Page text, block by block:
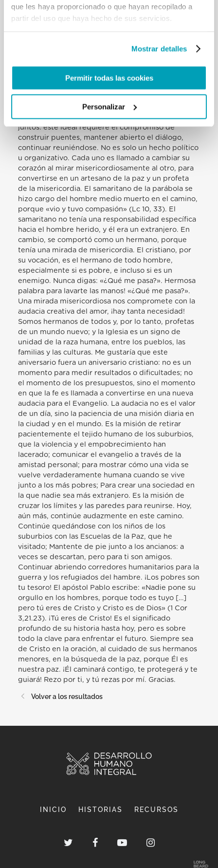
que les haya proporcionado o que hayan recopilado a
partir del uso que haya hecho de sus servicios.
Mostrar detalles
Permitir todas las cookies
Personalizar
de 1969: Insegnamenti VII , 1969, 919). Un libro para
leer con la mirada y el corazón de Dios. Esta es la
Desde que nació su comunidad, el mundo se ha
tienen, por así decirlo, «unificadas». Pero para
muchas personas, especialmente los pobres, se han
ocasión para la hostilidad y el conflicto; Una
globalización de solidaridad y espíritu aún está por
construirse. El futuro del mundo global es vivir
juntos: este ideal requiere el compromiso de
construir puentes, mantener abierto el diálogo,
continuar reuniéndose. No es solo un hecho político
u organizativo. Cada uno es llamado a cambiar su
corazón al mirar misericordiosamente al otro, para
convertirse en un artesano de la paz y un profeta
de la misericordia. El samaritano de la parábola se
hizo cargo del hombre medio muerto en el camino,
porque «vio y tuvo compasión» (Lc 10, 33). El
samaritano no tenía una responsabilidad específica
hacia el hombre herido, y él era un extranjero. En
cambio, se comportó como un hermano, porque
tenía una mirada de misericordia. El cristiano, por
su vocación, es el hermano de todo hombre,
especialmente si es pobre, e incluso si es un
enemigo. Nunca digas: «¿Qué me pasa?». Hermosa
palabra para lavarte las manos! «¿Qué me pasa?».
Una mirada misericordiosa nos compromete con la
audacia creativa del amor, ¡hay tanta necesidad!
Somos hermanos de todos y, por lo tanto, profetas
de un mundo nuevo; y la Iglesia es un signo de
unidad de la raza humana, entre los pueblos, las
familias y las culturas. Me gustaría que este
aniversario fuera un aniversario cristiano: no es un
momento para medir resultados o dificultades; no
el momento de los presupuestos, sino el momento
en que la fe es llamada a convertirse en una nueva
audacia para el Evangelio. La audacia no es el valor
de un día, sino la paciencia de una misión diaria en
la ciudad y en el mundo. Es la misión de retirar
pacientemente el tejido humano de los suburbios,
que la violencia y el empobrecimiento han
lacerado; comunicar el evangelio a través de la
amistad personal; para mostrar cómo una vida se
vuelve verdaderamente humana cuando se vive
junto a los más pobres; Para crear una sociedad en
la que nadie sea más extranjero. Es la misión de
cruzar los límites y las paredes para reunirse. Hoy,
aún más, continúe audazmente en este camino.
Continúe quedándose con los niños de los
suburbios con las Escuelas de la Paz, que he
visitado; Mantente de pie junto a los ancianos: a
veces se descartan, pero para ti son amigos.
Continuar abriendo corredores humanitarios para la
guerra y los refugiados del hambre. ¡Los pobres son
tu tesoro! El apóstol Pablo escribe: «Nadie pone su
orgullo en los hombres, porque todo es tuyo […]
pero tú eres de Cristo y Cristo es de Dios» (1 Cor
3,21.23). ¡Tú eres de Cristo! Es el significado
profundo de su historia hasta hoy, pero es sobre
todo la clave para enfrentar el futuro. Siempre sea
de Cristo en la oración, al cuidado de sus hermanos
menores, en la búsqueda de la paz, porque Él es
nuestra paz. ¡Él caminará contigo, te protegerá y te
guiará! Rezo por ti, y tú rezas por mí. Gracias.
Volver a los resultados
INICIO HISTORIAS RECURSOS